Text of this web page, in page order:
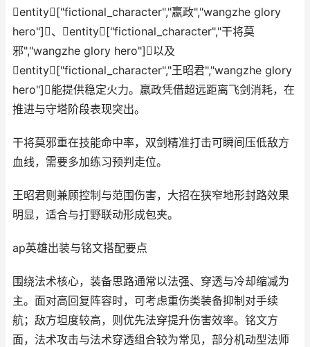
entity["fictional_character","嬴政","wangzhe glory
hero"]、entity["fictional_character","干将莫
邪","wangzhe glory hero"]以及
entity["fictional_character","王昭君","wangzhe glory
hero"]能提供稳定火力。嬴政凭借超远距离飞剑消耗，在
推进与守塔阶段表现突出。
干将莫邪重在技能命中率，双剑精准打击可瞬间压低敌方
血线，需要多加练习预判走位。
王昭君则兼顾控制与范围伤害，大招在狭窄地形封路效果
明显，适合与打野联动形成包夹。
ap英雄出装与铭文搭配要点
围绕法术核心，装备思路通常以法强、穿透与冷却缩减为
主。面对高回复阵容时，可考虑重伤类装备抑制对手续
航；敌方坦度较高，则优先法穿提升伤害效率。铭文方
面，法术攻击与法术穿透组合较为常见，部分机动型法师